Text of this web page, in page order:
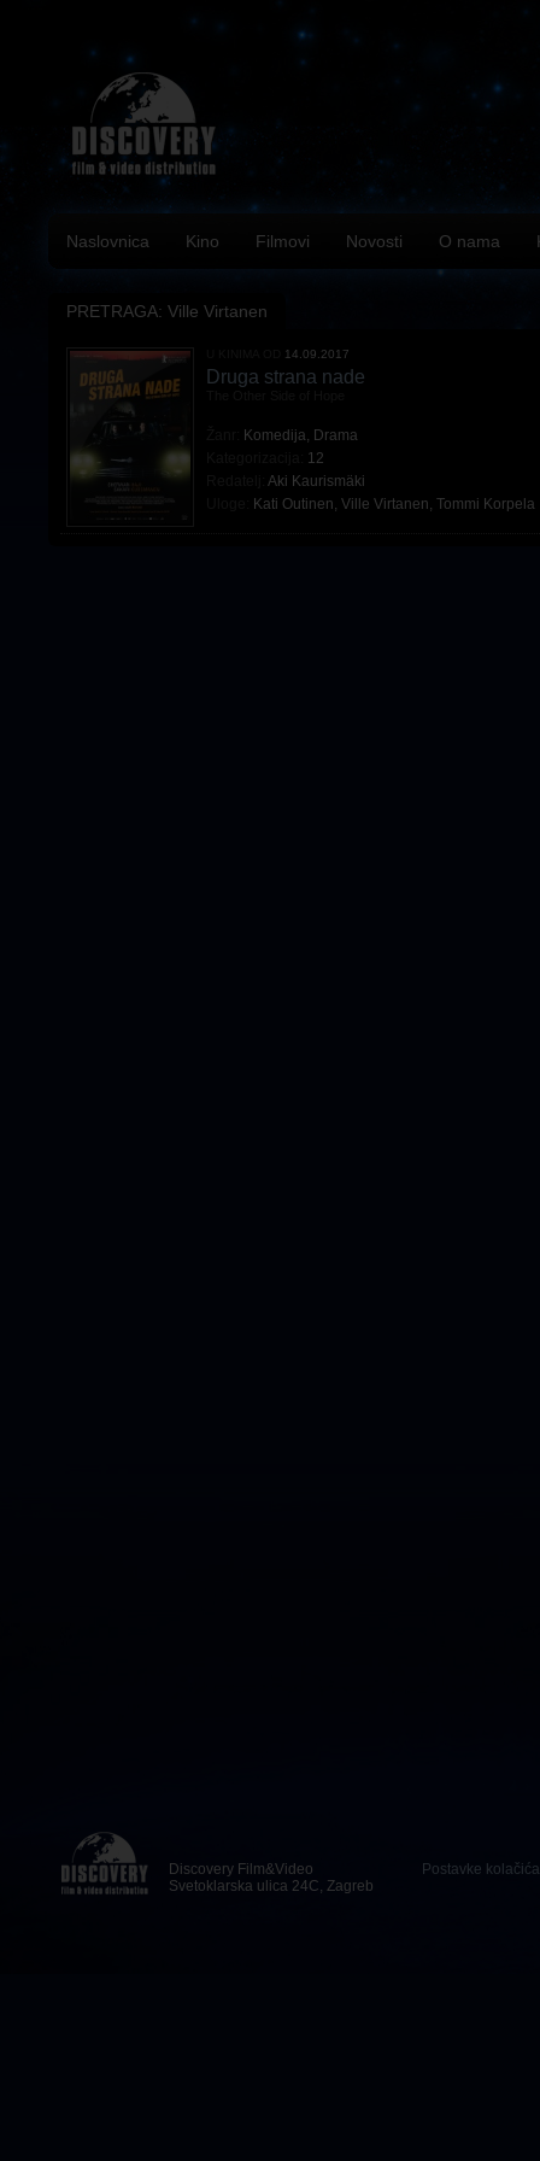
Naslovnica Kino Filmovi Novosti O nama
PRETRAGA: Ville Virtanen
14.09.2017
Druga strana nade
Komedija, Drama
12
Aki Kaurismäki
Kati Outinen, Ville Virtanen, Tommi Korpela
Discovery Film&Video
Svetoklarska ulica 24C, Zagreb
Postavke kolačića